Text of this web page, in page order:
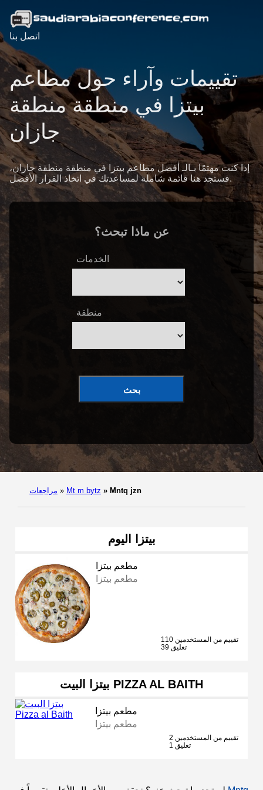
اتصل بنا
تقييمات وآراء حول مطاعم
بيتزا في منطقة منطقة
جازان
إذا كنت مهتمًا بـالـ أفضل مطاعم بيتزا في منطقة منطقة جازان،
فستجد هنا قائمة شاملة لمساعدتك في اتخاذ القرار الأفضل.
عن ماذا تبحث؟
الخدمات
منطقة
بحث
مراجعات » Mt m bytz » Mntq jzn
بيتزا اليوم
مطعم بيتزا
مطعم بيتزا
110 تقييم من المستخدمين
39 تعليق
بيتزا البيت PIZZA AL BAITH
مطعم بيتزا
مطعم بيتزا
2 تقييم من المستخدمين
1 تعليق